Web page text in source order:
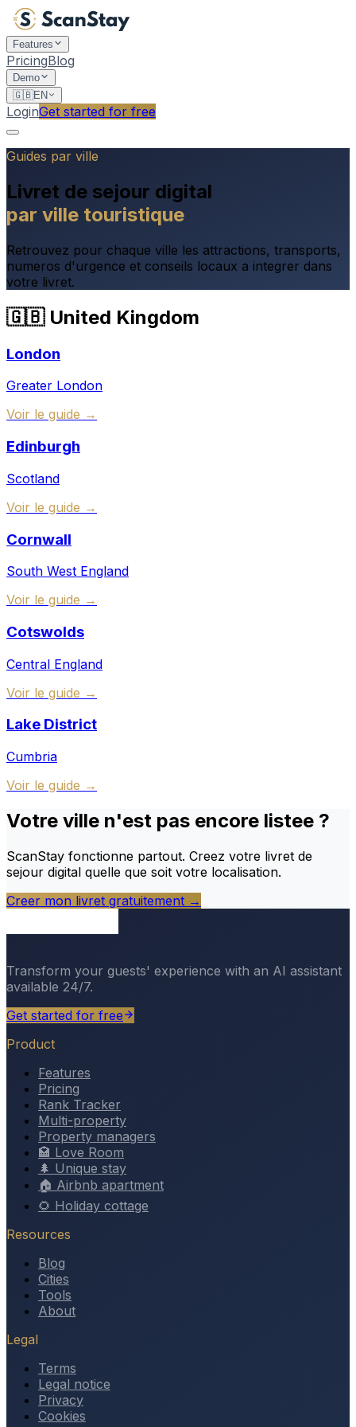
Features
PricingBlog
Demo
🇬🇧EN
LoginGet started for free
Guides par ville
Livret de sejour digital
par ville touristique
Retrouvez pour chaque ville les attractions, transports,
numeros d'urgence et conseils locaux a integrer dans
votre livret.
🇬🇧 United Kingdom
London
Greater London
Voir le guide →
Edinburgh
Scotland
Voir le guide →
Cornwall
South West England
Voir le guide →
Cotswolds
Central England
Voir le guide →
Lake District
Cumbria
Voir le guide →
Votre ville n'est pas encore listee ?
ScanStay fonctionne partout. Creez votre livret de
sejour digital quelle que soit votre localisation.
Creer mon livret gratuitement →
Transform your guests' experience with an AI assistant
available 24/7.
Get started for free
Product
Features
Pricing
Rank Tracker
Multi-property
Property managers
🏩 Love Room
🌲 Unique stay
🏠 Airbnb apartment
🌻 Holiday cottage
Resources
Blog
Cities
Tools
About
Legal
Terms
Legal notice
Privacy
Cookies